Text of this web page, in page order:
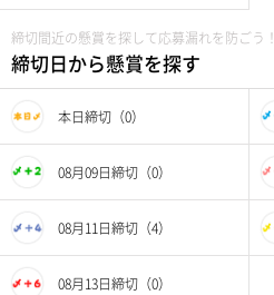
締切間近の懸賞を探して応募漏れを防ごう！
締切日から懸賞を探す
本日締切（0）
08月09日締切（0）
08月11日締切（4）
08月13日締切（0）